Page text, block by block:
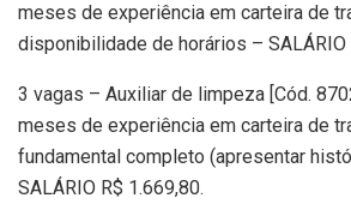
meses de experiência em carteira de
disponibilidade de horários – SALÁRIO
3 vagas – Auxiliar de limpeza [Cód.
meses de experiência em carteira de
fundamental completo (apresentar
SALÁRIO R$ 1.669,80.